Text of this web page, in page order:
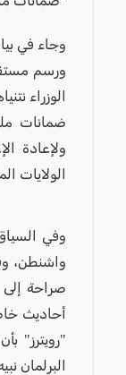
وجاء في
ورسم
الوزراء
ضمانات
ولإعادة
الولايات
وفي
واشنطن،
صراحة
أحاديث
"رويترز"
البرلمان